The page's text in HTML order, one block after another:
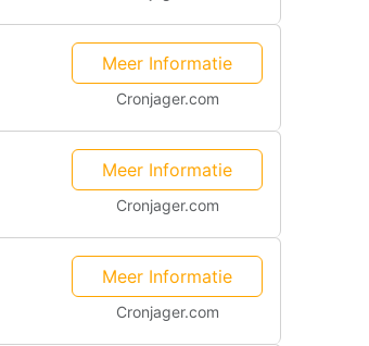
Meer Informatie
Cronjager.com
Meer Informatie
Cronjager.com
Meer Informatie
Cronjager.com